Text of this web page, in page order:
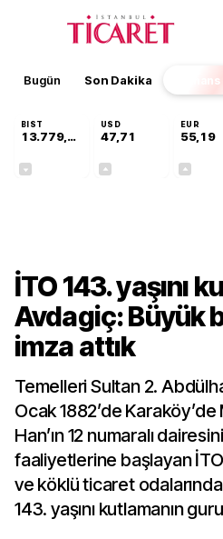
Bugün Son Dakika Finans
BIST
13.779,39
USD
47,71
EUR
55,19
İTO 143. yaşını
Avdagiç: Büyük
imza attık
Temelleri Sultan 2.
Ocak 1882’de
Han’ın 12 numaralı
faaliyetlerine başlayan
ve köklü ticaret
143. yaşını kutlamanın